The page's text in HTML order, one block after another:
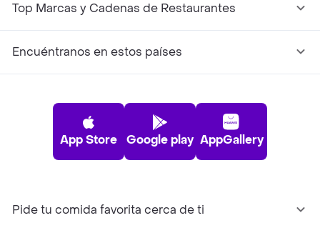
Top Marcas y Cadenas de Restaurantes
Encuéntranos en estos países
App Store Google play AppGallery
Pide tu comida favorita cerca de ti